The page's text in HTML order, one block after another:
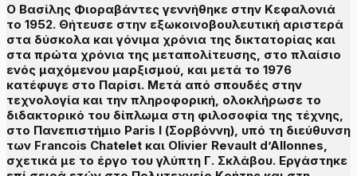
Ο Βασίλης Φιοραβάντες γεννήθηκε στην Κεφαλονιά
το 1952. Θήτευσε στην εξωκοινοβουλευτική αριστερά
στα δύσκολα και γόνιμα χρόνια της δικτατορίας και
στα πρώτα χρόνια της μεταπολίτευσης, στο πλαίσιο
ενός μαχόμενου μαρξισμού, και μετά το 1976
κατέφυγε στο Παρίσι. Μετά από σπουδές στην
τεχνολογία και την πληροφορική, ολοκλήρωσε το
διδακτορικό του δίπλωμα στη φιλοσοφία της τέχνης,
στο Πανεπιστήμιο Paris I (Σορβόννη), υπό τη διεύθυνση
των Francois Chatelet και Olivier Revault d’Allonnes,
σχετικά με το έργο του γλύπτη Γ. Σκλάβου. Εργάστηκε